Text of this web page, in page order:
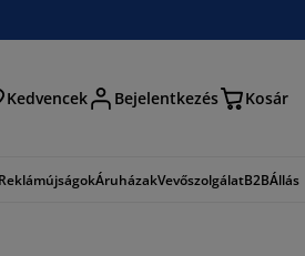
Kedvencek Bejelentkezés Kosár
ReklámújságokÁruházakVevőszolgálatB2BÁllás